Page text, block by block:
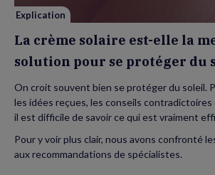
protéger
soleil
Explication
La crème solaire est-elle la
solution pour se protéger du
On croit souvent bien se protéger du soleil.
les idées reçues, les conseils contradictoires
il est difficile de savoir ce qui est vraiment
Pour y voir plus clair, nous avons confronté
aux recommandations de spécialistes.